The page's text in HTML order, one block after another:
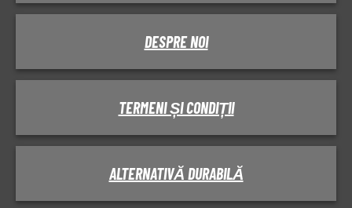
DESPRE NOI
TERMENI ȘI CONDIȚII
ALTERNATIVĂ DURABILĂ